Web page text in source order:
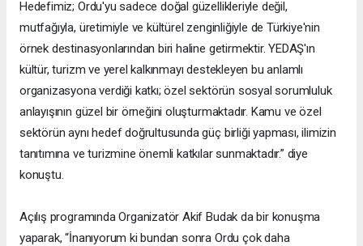
Hedefimiz; Ordu'yu sadece doğal güzellikleriyle değil,
mutfağıyla, üretimiyle ve kültürel zenginliğiyle de Türkiye'nin
örnek destinasyonlarından biri haline getirmektir. YEDAŞ'ın
kültür, turizm ve yerel kalkınmayı destekleyen bu anlamlı
organizasyona verdiği katkı; özel sektörün sosyal sorumluluk
anlayışının güzel bir örneğini oluşturmaktadır. Kamu ve özel
sektörün aynı hedef doğrultusunda güç birliği yapması, ilimizin
tanıtımına ve turizmine önemli katkılar sunmaktadır.” diye
konuştu.
Açılış programında Organizatör Akif Budak da bir konuşma
yaparak, “İnanıyorum ki bundan sonra Ordu çok daha